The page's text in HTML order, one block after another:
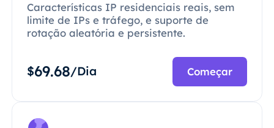
Características IP residenciais reais, sem
limite de IPs e tráfego, e suporte de
rotação aleatória e persistente.
$69.68/Dia Começar